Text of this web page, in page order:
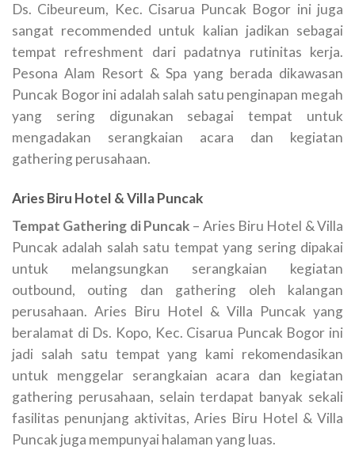
Ds. Cibeureum, Kec. Cisarua Puncak Bogor ini juga
sangat recommended untuk kalian jadikan sebagai
tempat refreshment dari padatnya rutinitas kerja.
Pesona Alam Resort & Spa yang berada dikawasan
Puncak Bogor ini adalah salah satu penginapan megah
yang sering digunakan sebagai tempat untuk
mengadakan serangkaian acara dan kegiatan
gathering perusahaan.
Aries Biru Hotel & Villa Puncak
Tempat Gathering di Puncak – Aries Biru Hotel & Villa
Puncak adalah salah satu tempat yang sering dipakai
untuk melangsungkan serangkaian kegiatan
outbound, outing dan gathering oleh kalangan
perusahaan. Aries Biru Hotel & Villa Puncak yang
beralamat di Ds. Kopo, Kec. Cisarua Puncak Bogor ini
jadi salah satu tempat yang kami rekomendasikan
untuk menggelar serangkaian acara dan kegiatan
gathering perusahaan, selain terdapat banyak sekali
fasilitas penunjang aktivitas, Aries Biru Hotel & Villa
Puncak juga mempunyai halaman yang luas.